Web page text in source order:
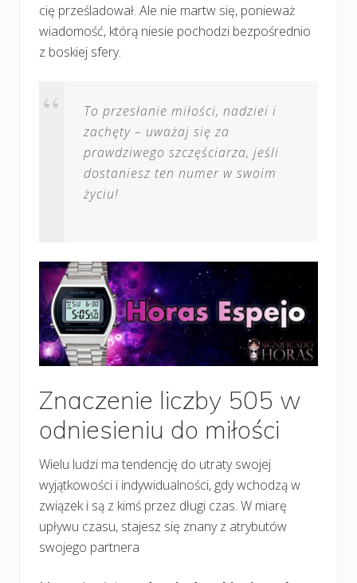
cię prześladował. Ale nie martw się, ponieważ
wiadomość, którą niesie pochodzi bezpośrednio
z boskiej sfery.
To przesłanie miłości, nadziei i
zachęty – uważaj się za
prawdziwego szczęściarza, jeśli
dostaniesz ten numer w swoim
życiu!
Znaczenie liczby 505 w
odniesieniu do miłości
Wielu ludzi ma tendencję do utraty swojej
wyjątkowości i indywidualności, gdy wchodzą w
związek i są z kimś przez długi czas. W miarę
upływu czasu, stajesz się znany z atrybutów
swojego partnera